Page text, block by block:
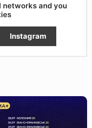
networks and you
Instagram